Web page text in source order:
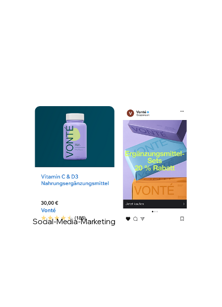
Social-Media-Marketing